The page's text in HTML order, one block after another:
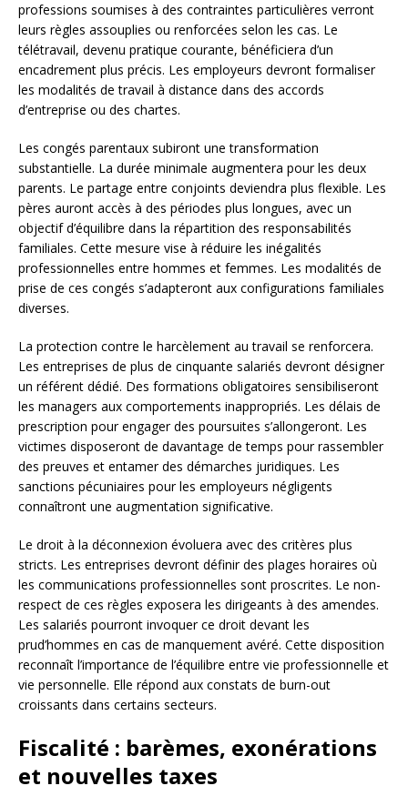
professions soumises à des contraintes particulières verront
leurs règles assouplies ou renforcées selon les cas. Le
télétravail, devenu pratique courante, bénéficiera d’un
encadrement plus précis. Les employeurs devront formaliser
les modalités de travail à distance dans des accords
d’entreprise ou des chartes.
Les congés parentaux subiront une transformation
substantielle. La durée minimale augmentera pour les deux
parents. Le partage entre conjoints deviendra plus flexible. Les
pères auront accès à des périodes plus longues, avec un
objectif d’équilibre dans la répartition des responsabilités
familiales. Cette mesure vise à réduire les inégalités
professionnelles entre hommes et femmes. Les modalités de
prise de ces congés s’adapteront aux configurations familiales
diverses.
La protection contre le harcèlement au travail se renforcera.
Les entreprises de plus de cinquante salariés devront désigner
un référent dédié. Des formations obligatoires sensibiliseront
les managers aux comportements inappropriés. Les délais de
prescription pour engager des poursuites s’allongeront. Les
victimes disposeront de davantage de temps pour rassembler
des preuves et entamer des démarches juridiques. Les
sanctions pécuniaires pour les employeurs négligents
connaîtront une augmentation significative.
Le droit à la déconnexion évoluera avec des critères plus
stricts. Les entreprises devront définir des plages horaires où
les communications professionnelles sont proscrites. Le non-
respect de ces règles exposera les dirigeants à des amendes.
Les salariés pourront invoquer ce droit devant les
prud’hommes en cas de manquement avéré. Cette disposition
reconnaît l’importance de l’équilibre entre vie professionnelle et
vie personnelle. Elle répond aux constats de burn-out
croissants dans certains secteurs.
Fiscalité : barèmes, exonérations
et nouvelles taxes